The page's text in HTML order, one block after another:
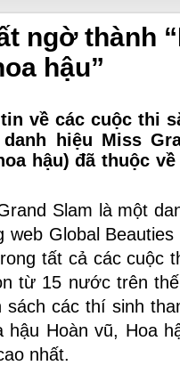
ngờ thành
hậu”
về các cuộc thi
hiệu Miss
hậu) đã thuộc
Slam là một
Global
tất cả các cuộc
từ 15 nước trên
các thí sinh
hậu Hoàn vũ, Hoa
nhất.